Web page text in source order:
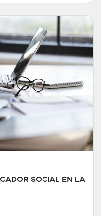
SOCIAL EN LA